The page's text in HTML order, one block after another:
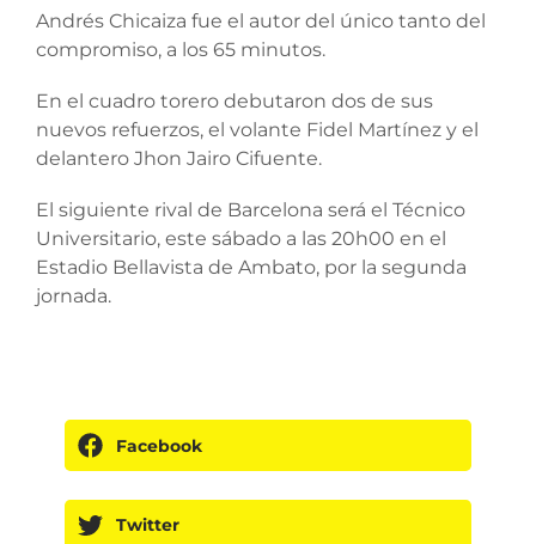
Andrés Chicaiza fue el autor del único tanto del
compromiso, a los 65 minutos.
En el cuadro torero debutaron dos de sus
nuevos refuerzos, el volante Fidel Martínez y el
delantero Jhon Jairo Cifuente.
El siguiente rival de Barcelona será el Técnico
Universitario, este sábado a las 20h00 en el
Estadio Bellavista de Ambato, por la segunda
jornada.
Facebook
Twitter